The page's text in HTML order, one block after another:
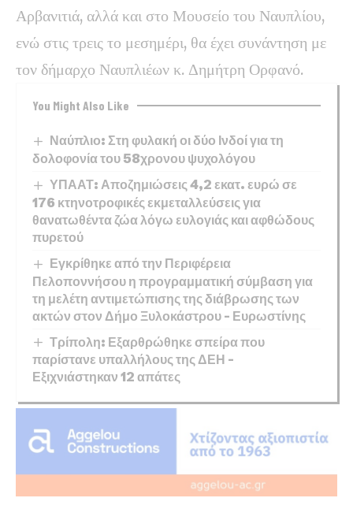
Αρβανιτιά, αλλά και στο Μουσείο του Ναυπλίου,
ενώ στις τρεις το μεσημέρι, θα έχει συνάντηση με
τον δήμαρχο Ναυπλιέων κ. Δημήτρη Ορφανό.
You Might Also Like
Ναύπλιο: Στη φυλακή οι δύο Ινδοί για τη
δολοφονία του 58χρονου ψυχολόγου
ΥΠΑΑΤ: Αποζημιώσεις 4,2 εκατ. ευρώ σε
176 κτηνοτροφικές εκμεταλλεύσεις για
θανατωθέντα ζώα λόγω ευλογιάς και αφθώδους
πυρετού
Εγκρίθηκε από την Περιφέρεια
Πελοποννήσου η προγραμματική σύμβαση για
τη μελέτη αντιμετώπισης της διάβρωσης των
ακτών στον Δήμο Ξυλοκάστρου – Ευρωστίνης
Τρίπολη: Εξαρθρώθηκε σπείρα που
παρίστανε υπαλλήλους της ΔΕΗ –
Εξιχνιάστηκαν 12 απάτες